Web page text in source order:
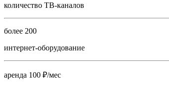
количество ТВ-каналов
более 200
интернет-оборудование
аренда 100 ₽/мес